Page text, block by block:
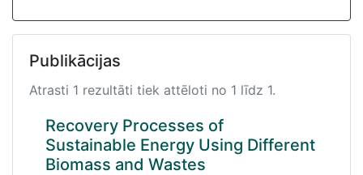
Publikācijas
Atrasti 1 rezultāti tiek attēloti no 1 līdz 1.
Recovery Processes of
Sustainable Energy Using Different
Biomass and Wastes